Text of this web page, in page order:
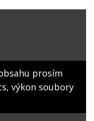
Hledat
prosím
výkon soubory